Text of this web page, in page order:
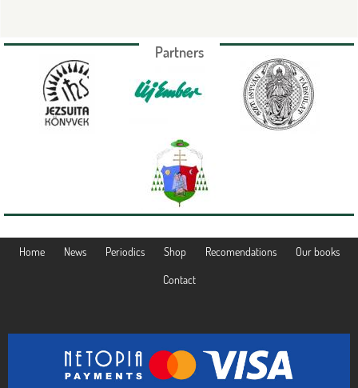
Partners
Home News Periodics Shop Recomendations Our books
Contact